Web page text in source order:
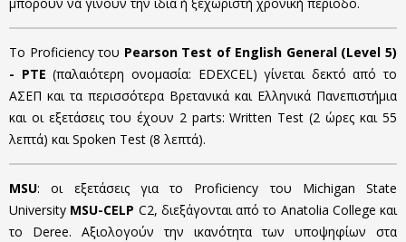
μπορούν να γίνουν την ίδια ή ξεχωριστή χρονική περίοδο.
Το Proficiency του Pearson Test of English General (Level 5)
- PTE (παλαιότερη ονομασία: EDEXCEL) γίνεται δεκτό από το
ΑΣΕΠ και τα περισσότερα Βρετανικά και Ελληνικά Πανεπιστήμια
και οι εξετάσεις του έχουν 2 parts: Written Test (2 ώρες και 55
λεπτά) και Spoken Test (8 λεπτά).
MSU: οι εξετάσεις για τo Proficiency του Michigan State
University MSU-CELP C2, διεξάγονται από το Anatolia College και
το Deree. Αξιολογούν την ικανότητα των υποψηφίων στα